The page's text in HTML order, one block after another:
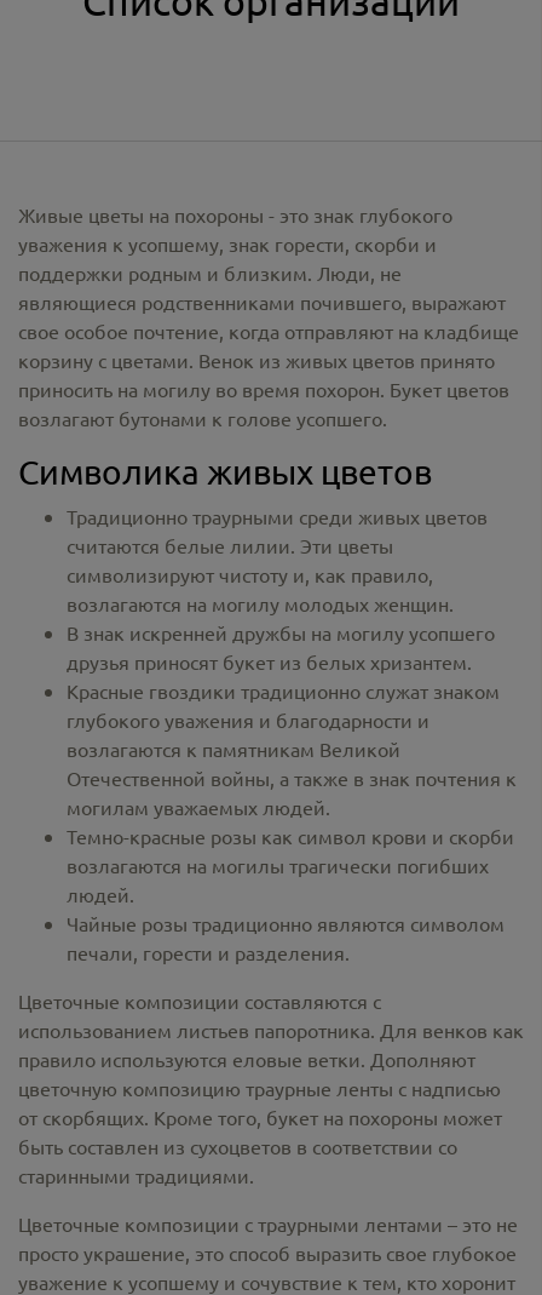
Живые цветы на похороны - это знак глубокого
уважения к усопшему, знак горести, скорби и
поддержки родным и близким. Люди, не
являющиеся родственниками почившего, выражают
свое особое почтение, когда отправляют на кладбище
корзину с цветами. Венок из живых цветов принято
приносить на могилу во время похорон. Букет цветов
возлагают бутонами к голове усопшего.
Символика живых цветов
Традиционно траурными среди живых цветов
считаются белые лилии. Эти цветы
символизируют чистоту и, как правило,
возлагаются на могилу молодых женщин.
В знак искренней дружбы на могилу усопшего
друзья приносят букет из белых хризантем.
Красные гвоздики традиционно служат знаком
глубокого уважения и благодарности и
возлагаются к памятникам Великой
Отечественной войны, а также в знак почтения к
могилам уважаемых людей.
Темно-красные розы как символ крови и скорби
возлагаются на могилы трагически погибших
людей.
Чайные розы традиционно являются символом
печали, горести и разделения.
Цветочные композиции составляются с
использованием листьев папоротника. Для венков как
правило используются еловые ветки. Дополняют
цветочную композицию траурные ленты с надписью
от скорбящих. Кроме того, букет на похороны может
быть составлен из сухоцветов в соответствии со
старинными традициями.
Цветочные композиции с траурными лентами – это не
просто украшение, это способ выразить свое глубокое
уважение к усопшему и сочувствие к тем, кто хоронит